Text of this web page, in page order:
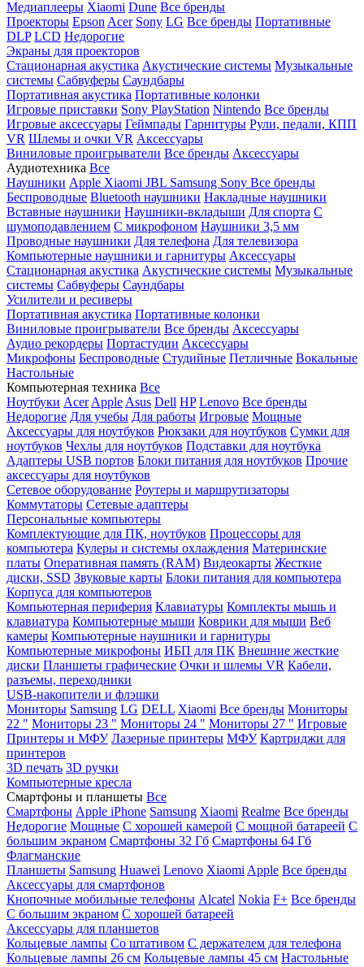
Медиаплееры Xiaomi Dune Все бренды
Проекторы Epson Acer Sony LG Все бренды Портативные
DLP LCD Недорогие
Экраны для проекторов
Стационарная акустика Акустические системы Музыкальные
системы Сабвуферы Саундбары
Портативная акустика Портативные колонки
Игровые приставки Sony PlayStation Nintendo Все бренды
Игровые аксессуары Геймпады Гарнитуры Рули, педали, КПП
VR Шлемы и очки VR Аксессуары
Виниловые проигрыватели Все бренды Аксессуары
Аудиотехника Все
Наушники Apple Xiaomi JBL Samsung Sony Все бренды
Беспроводные Bluetooth наушники Накладные наушники
Вставные наушники Наушники-вкладыши Для спорта С
шумоподавлением С микрофоном Наушники 3,5 мм
Проводные наушники Для телефона Для телевизора
Компьютерные наушники и гарнитуры Аксессуары
Стационарная акустика Акустические системы Музыкальные
системы Сабвуферы Саундбары
Усилители и ресиверы
Портативная акустика Портативные колонки
Виниловые проигрыватели Все бренды Аксессуары
Аудио рекордеры Портастудии Аксессуары
Микрофоны Беспроводные Студийные Петличные Вокальные
Настольные
Компьютерная техника Все
Ноутбуки Acer Apple Asus Dell HP Lenovo Все бренды
Недорогие Для учебы Для работы Игровые Мощные
Аксессуары для ноутбуков Рюкзаки для ноутбуков Сумки для
ноутбуков Чехлы для ноутбуков Подставки для ноутбука
Адаптеры USB портов Блоки питания для ноутбуков Прочие
аксессуары для ноутбуков
Сетевое оборудование Роутеры и маршрутизаторы
Коммутаторы Сетевые адаптеры
Персональные компьютеры
Комплектующие для ПК, ноутбуков Процессоры для
компьютера Кулеры и системы охлаждения Материнские
платы Оперативная память (RAM) Видеокарты Жесткие
диски, SSD Звуковые карты Блоки питания для компьютера
Корпуса для компьютеров
Компьютерная периферия Клавиатуры Комплекты мышь и
клавиатура Компьютерные мыши Коврики для мыши Веб
камеры Компьютерные наушники и гарнитуры
Компьютерные микрофоны ИБП для ПК Внешние жесткие
диски Планшеты графические Очки и шлемы VR Кабели,
разъемы, переходники
USB-накопители и флэшки
Мониторы Samsung LG DELL Xiaomi Все бренды Мониторы
22 " Мониторы 23 " Мониторы 24 " Мониторы 27 " Игровые
Принтеры и МФУ Лазерные принтеры МФУ Картриджи для
принтеров
3D печать 3D ручки
Компьютерные кресла
Смартфоны и планшеты Все
Смартфоны Apple iPhone Samsung Xiaomi Realme Все бренды
Недорогие Мощные С хорошей камерой С мощной батареей С
большим экраном Смартфоны 32 Гб Смартфоны 64 Гб
Флагманские
Планшеты Samsung Huawei Lenovo Xiaomi Apple Все бренды
Аксессуары для смартфонов
Кнопочные мобильные телефоны Alcatel Nokia F+ Все бренды
С большим экраном С хорошей батареей
Аксессуары для планшетов
Кольцевые лампы Со штативом C держателем для телефона
Кольцевые лампы 26 см Кольцевые лампы 45 см Настольные